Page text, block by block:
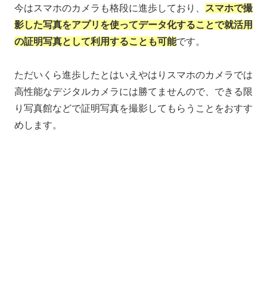
今はスマホのカメラも格段に進歩しており、
スマホで撮
影した写真をアプリを使ってデータ化することで就活用
の証明写真として利用することも可能です。
ただいくら進歩したとはいえやはりスマホのカメラでは
高性能なデジタルカメラには勝てませんので、できる限
り写真館などで証明写真を撮影してもらうことをおすす
めします。